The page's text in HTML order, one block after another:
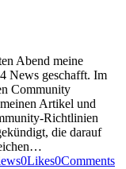
Abend meine
News geschafft. Im
Community
Artikel und
Richtlinien
die darauf
0Likes0Comments